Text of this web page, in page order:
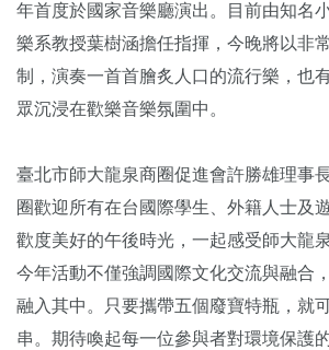
年首度於國家音樂廳演出。目前由知名
樂系教授葉樹涵擔任指揮，今晚將以非
制，演奏一首首膾炙人口的流行樂，也
眾沉浸在歡樂音樂氛圍中。
臺北市師大龍泉商圈促進會許勝雄理事
圈歡迎所有在台國際學生、外籍人士及
歡度美好的午後時光，一起感受師大龍
今年活動不僅強調國際文化交流與融合
融入其中。只要攜帶五個廢寶特瓶，就
串。期待喚起每一位參與者對環境保護